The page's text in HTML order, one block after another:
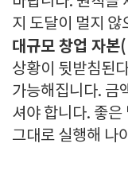
지 도달이 멀지 않
대규모 창업 자본
상황이 뒷받침된
가능해집니다. 금
셔야 합니다. 좋은
그대로 실행해 나